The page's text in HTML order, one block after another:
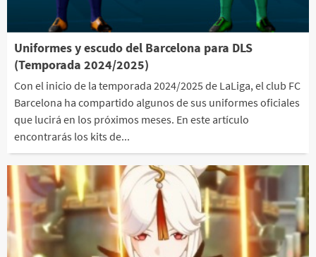
Uniformes y escudo del Barcelona para DLS
(Temporada 2024/2025)
Con el inicio de la temporada 2024/2025 de LaLiga, el club FC
Barcelona ha compartido algunos de sus uniformes oficiales
que lucirá en los próximos meses. En este artículo
encontrarás los kits de...